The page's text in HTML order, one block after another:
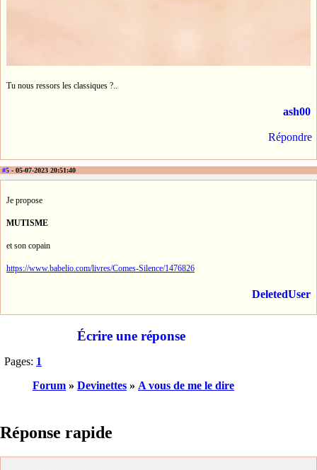
Tu nous ressors les classiques ?..
ash00
Répondre
#5 - 05-07-2023 20:51:40
Je propose
MUTISME
et son copain
https://www.babelio.com/livres/Comes-Silence/1476826
DeletedUser
Écrire une réponse
Pages: 1
Forum » Devinettes » A vous de me le dire
Réponse rapide